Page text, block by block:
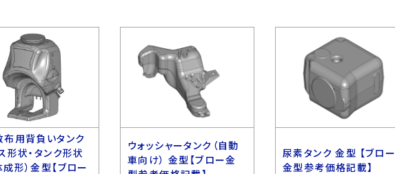
布用背負いタンク
形状・タンク形状
形）金型【ブロー
ウォッシャータンク（自動
車向け） 金型【ブロー金
尿素タンク 金型 【ブロー
金型参考価格記載】